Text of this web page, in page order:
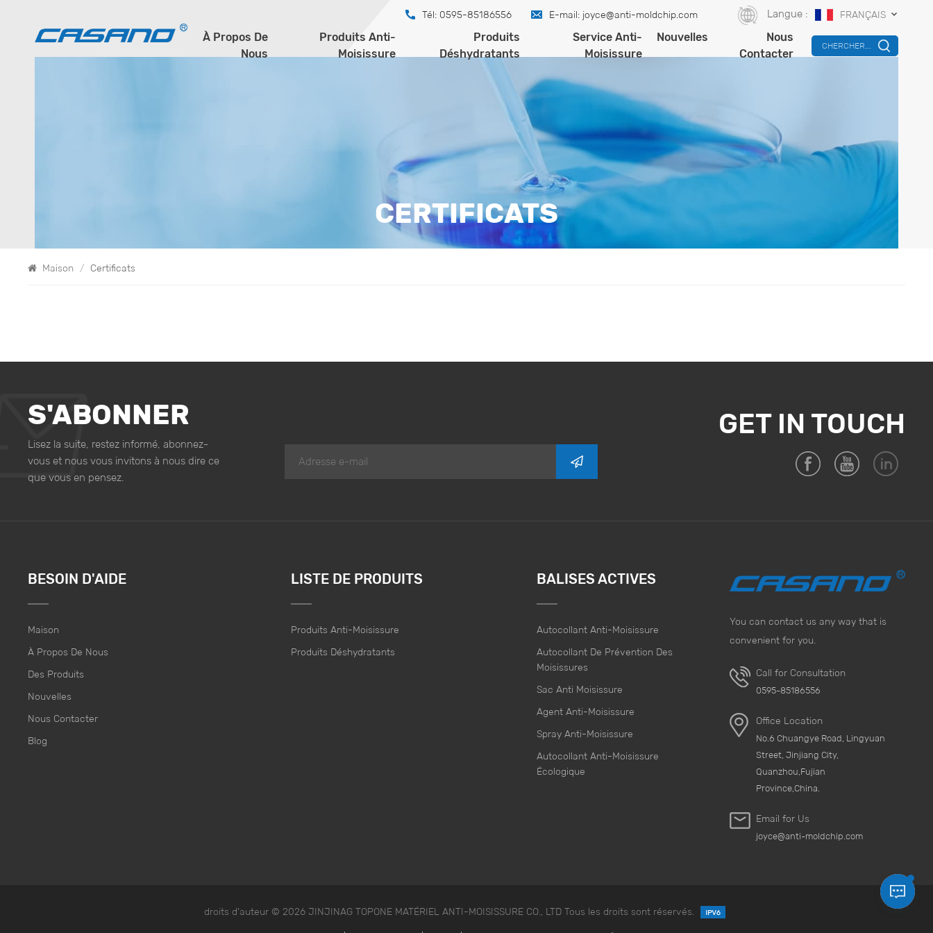
Tél: 0595-85186556 E-mail: joyce@anti-moldchip.com Langue : FRANÇAIS
À Propos De
Nous
Produits Anti-
Moisissure
Produits
Déshydratants
Service Anti-
Moisissure
Nouvelles
Nous
Contacter
CHERCHER...
CERTIFICATS
Maison / Certificats
S'ABONNER
Lisez la suite, restez informé, abonnez-
vous et nous vous invitons à nous dire ce
que vous en pensez.
GET IN TOUCH
BESOIN D'AIDE
Maison
À Propos De Nous
Des Produits
Nouvelles
Nous Contacter
Blog
LISTE DE PRODUITS
Produits Anti-Moisissure
Produits Déshydratants
BALISES ACTIVES
Autocollant Anti-Moisissure
Autocollant De Prévention Des
Moisissures
Sac Anti Moisissure
Agent Anti-Moisissure
Spray Anti-Moisissure
Autocollant Anti-Moisissure
Écologique
You can contact us any way that is
convenient for you.
Call for Consultation
0595-85186556
Office Location
No.6 Chuangye Road, Lingyuan
Street, Jinjiang City,
Quanzhou,Fujian
Province,China.
Email for Us
joyce@anti-moldchip.com
droits d'auteur © 2026 JINJINAG TOPONE MATÉRIEL ANTI-MOISISSURE CO., LTD Tous les droits sont réservés.